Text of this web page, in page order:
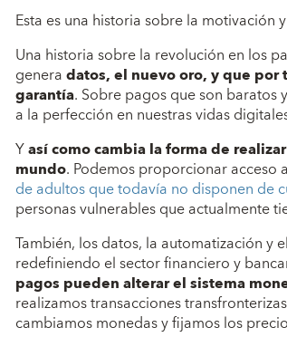
Esta es una historia sobre la
Una historia sobre la revolución en los
generadatos, el nuevo oro, y que por
garantía. Sobre pagos que son baratos
a la perfección en nuestras vidas
Yasí como cambia la forma de
mundo. Podemos proporcionar acceso
de adultos que todavía no disponen de
personas vulnerables que actualmente
También, los datos, la automatización y
redefiniendo el sector financiero y
pagos pueden alterar el sistema
realizamos transacciones
cambiamos monedas y fijamos los